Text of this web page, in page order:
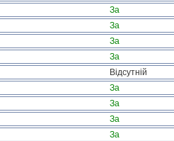
За
За
За
За
Відсутній
За
За
За
За